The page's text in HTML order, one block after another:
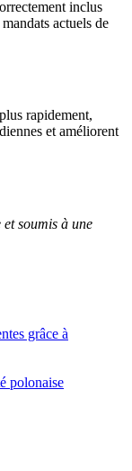
inclus
actuels de
rapidement,
et améliorent
soumis à une
grâce à
polonaise